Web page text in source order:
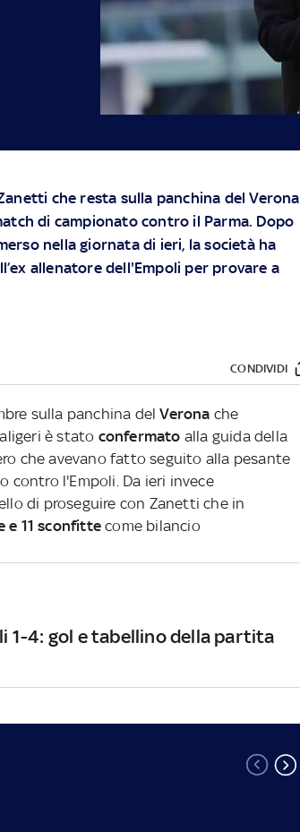
che resta sulla panchina del Verona
di campionato contro il Parma. Dopo
nella giornata di ieri, la società ha
allenatore dell'Empoli per provare a
CONDIVIDI
sulla panchina delVerona che
è stato confermato alla guida della
che avevano fatto seguito alla pesante
l'Empoli. Da ieri invece
di proseguire con Zanetti che in
e 11 sconfittecome bilancio
1-4: gol e tabellino della partita